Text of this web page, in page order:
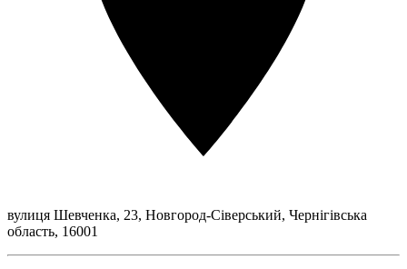
вулиця Шевченка, 23, Новгород-Сіверський, Чернігівська
область, 16001